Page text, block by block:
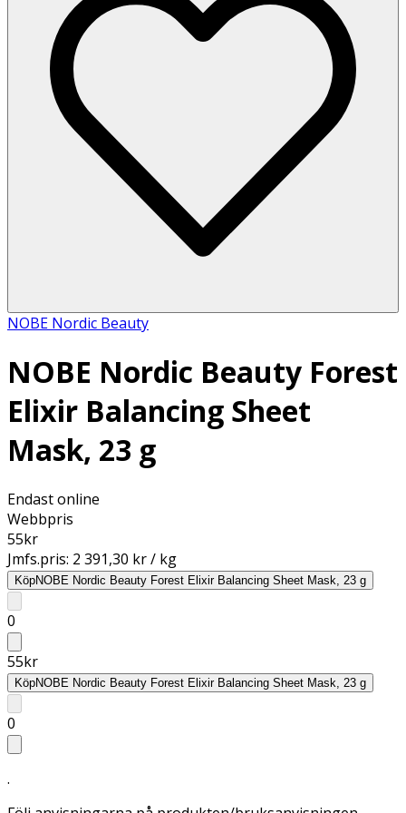
NOBE Nordic Beauty
NOBE Nordic Beauty Forest
Elixir Balancing Sheet
Mask, 23 g
Endast online
Webbpris
55kr
Jmfs.pris: 2 391,30 kr / kg
KöpNOBE Nordic Beauty Forest Elixir Balancing Sheet Mask, 23 g
0
55kr
KöpNOBE Nordic Beauty Forest Elixir Balancing Sheet Mask, 23 g
0
.